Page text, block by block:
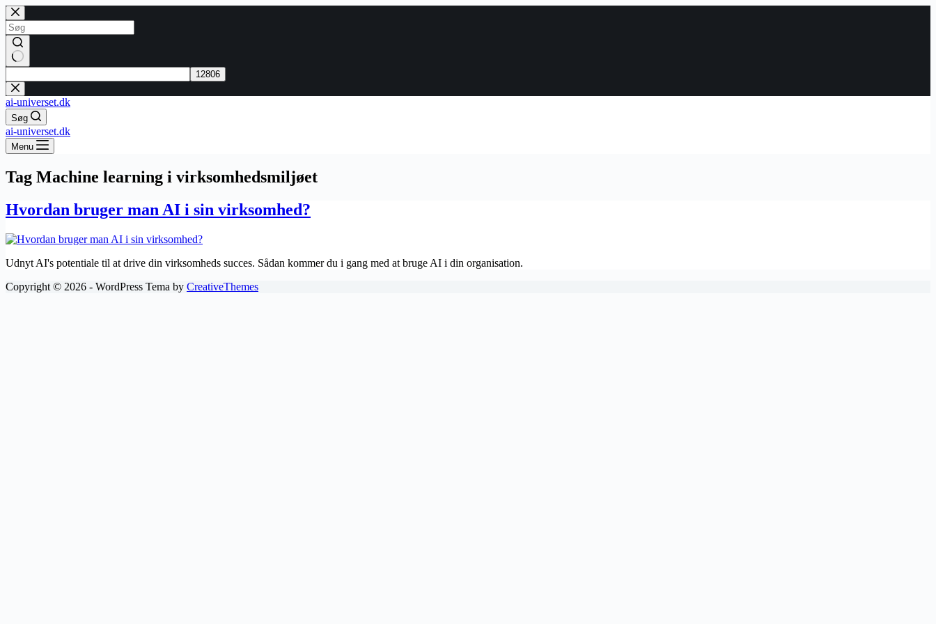
Fortsæt
til
indhold
resultater
ai-universet.dk
Søg
ai-universet.dk
Menu
Tag Machine learning i virksomhedsmiljøet
Hvordan bruger man AI i sin virksomhed?
Udnyt AI's potentiale til at drive din virksomheds succes. Sådan kommer du i gang med at bruge AI i din organisation.
Copyright © 2026 - WordPress Tema by CreativeThemes